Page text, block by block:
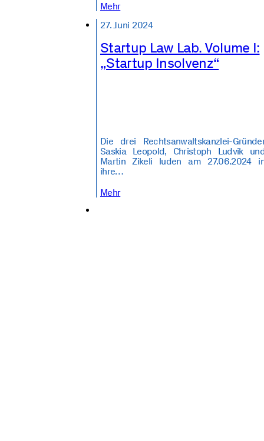
Mehr
27. Juni 2024
Startup Law Lab. Volume I:
„Startup Insolvenz“
Die drei Rechtsanwaltskanzlei-
Saskia Leopold, Christoph Ludvik
Martin Zikeli luden am 27.06.2024
ihre…
Mehr